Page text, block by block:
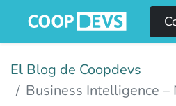
El Blog de Coopdevs
Business Intelligence – Nou servei